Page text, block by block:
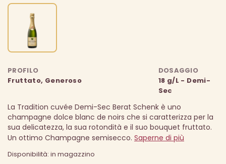
PROFILO
Fruttato, Generoso
DOSAGGIO
18 g/L - Demi-
Sec
La Tradition cuvée Demi-Sec Berat Schenk è uno
champagne dolce blanc de noirs che si caratterizza per la
sua delicatezza, la sua rotondità e il suo bouquet fruttato.
Un ottimo Champagne semisecco. Saperne di più
Disponibilità: in magazzino